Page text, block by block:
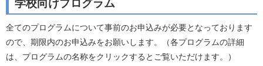
学校向けプログラム
全てのプログラムについて事前のお申込みが必要となっております
ので、期限内のお申込みをお願いします。（各プログラムの詳細
は、プログラムの名称をクリックするとご覧いただけます。）